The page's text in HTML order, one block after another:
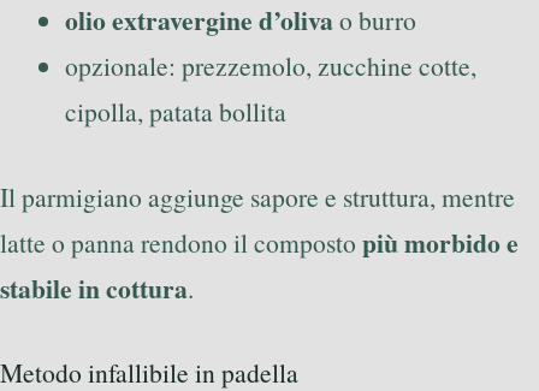
olio extravergine d’olivao burro
opzionale: prezzemolo, zucchine cotte,
cipolla, patata bollita
Il parmigiano aggiunge sapore e struttura, mentre
latte o panna rendono il composto più morbido e
stabile in cottura.
Metodo infallibile in padella